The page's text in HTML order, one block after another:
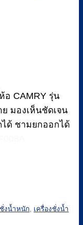
อ CAMRY รุ่น
มองเห็นชัดเจน
ด้ ชามยกออกได้
ชั่งน้ำหนัก, เครื่องชั่งน้ำ